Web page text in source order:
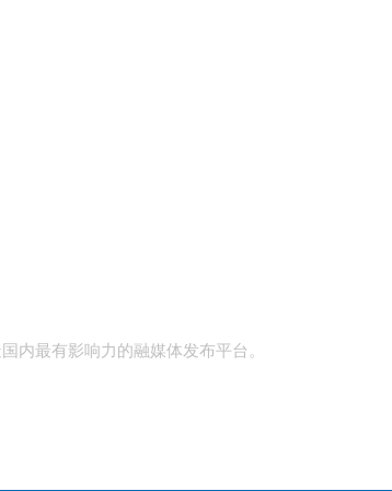
内最有影响力的融媒体发布平台。